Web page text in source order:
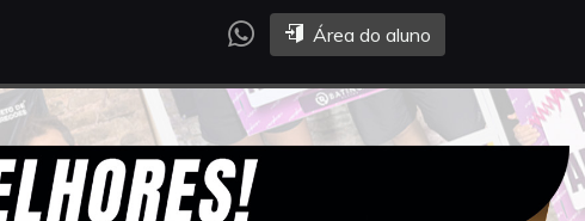
Área do aluno